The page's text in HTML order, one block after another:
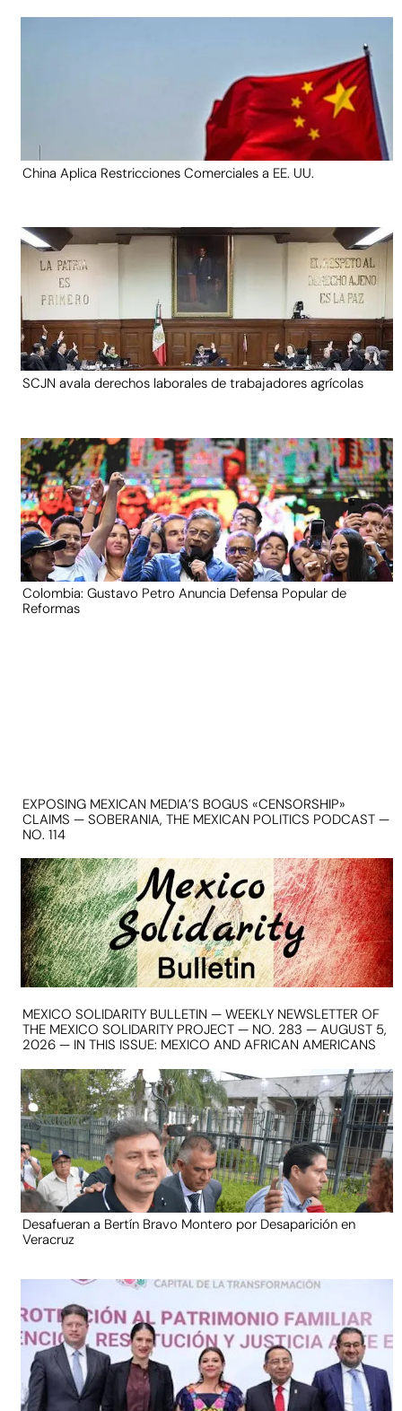
China Aplica Restricciones Comerciales a EE. UU.
SCJN avala derechos laborales de trabajadores agrícolas
Colombia: Gustavo Petro Anuncia Defensa Popular de
Reformas
EXPOSING MEXICAN MEDIA’S BOGUS «CENSORSHIP»
CLAIMS — SOBERANIA, THE MEXICAN POLITICS PODCAST —
NO. 114
MEXICO SOLIDARITY BULLETIN — WEEKLY NEWSLETTER OF
THE MEXICO SOLIDARITY PROJECT — NO. 283 — AUGUST 5,
2026 — IN THIS ISSUE: MEXICO AND AFRICAN AMERICANS
Desafueran a Bertín Bravo Montero por Desaparición en
Veracruz